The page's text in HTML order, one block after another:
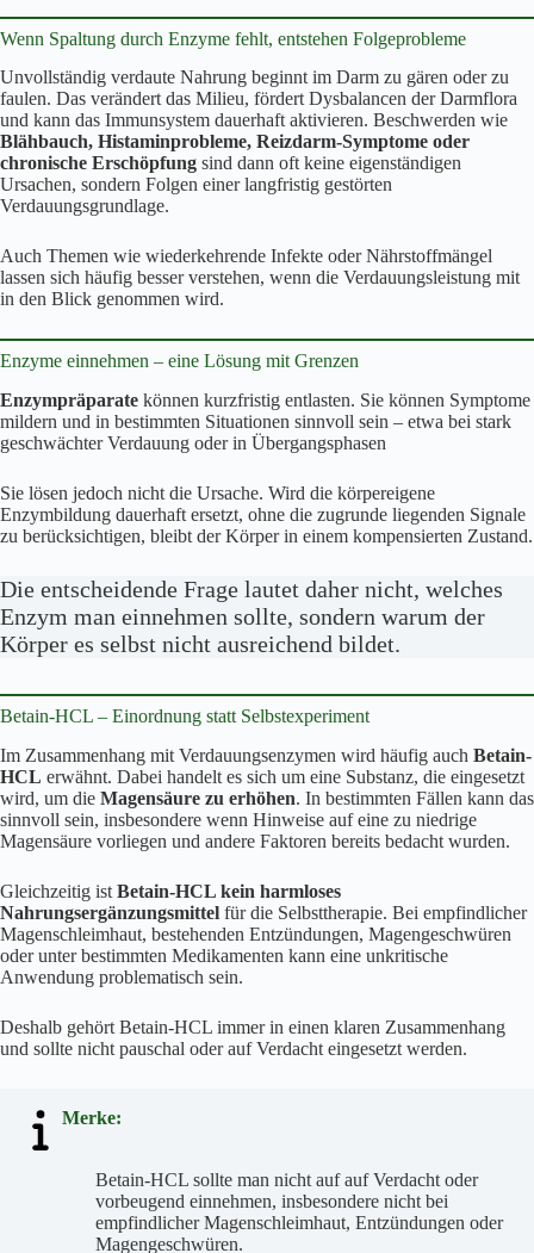
Wenn Spaltung durch Enzyme fehlt, entstehen Folgeprobleme
Unvollständig verdaute Nahrung beginnt im Darm zu gären oder zu
faulen. Das verändert das Milieu, fördert Dysbalancen der Darmflora
und kann das Immunsystem dauerhaft aktivieren. Beschwerden wie
Blähbauch, Histaminprobleme, Reizdarm-Symptome oder
chronische Erschöpfung sind dann oft keine eigenständigen
Ursachen, sondern Folgen einer langfristig gestörten
Verdauungsgrundlage.
Auch Themen wie wiederkehrende Infekte oder Nährstoffmängel
lassen sich häufig besser verstehen, wenn die Verdauungsleistung mit
in den Blick genommen wird.
Enzyme einnehmen – eine Lösung mit Grenzen
Enzympräparate können kurzfristig entlasten. Sie können Symptome
mildern und in bestimmten Situationen sinnvoll sein – etwa bei stark
geschwächter Verdauung oder in Übergangsphasen
Sie lösen jedoch nicht die Ursache. Wird die körpereigene
Enzymbildung dauerhaft ersetzt, ohne die zugrunde liegenden Signale
zu berücksichtigen, bleibt der Körper in einem kompensierten Zustand.
Die entscheidende Frage lautet daher nicht, welches
Enzym man einnehmen sollte, sondern warum der
Körper es selbst nicht ausreichend bildet.
Betain-HCL – Einordnung statt Selbstexperiment
Im Zusammenhang mit Verdauungsenzymen wird häufig auch Betain-
HCL erwähnt. Dabei handelt es sich um eine Substanz, die eingesetzt
wird, um die Magensäure zu erhöhen. In bestimmten Fällen kann das
sinnvoll sein, insbesondere wenn Hinweise auf eine zu niedrige
Magensäure vorliegen und andere Faktoren bereits bedacht wurden.
Gleichzeitig ist Betain-HCL kein harmloses
Nahrungsergänzungsmittel für die Selbsttherapie. Bei empfindlicher
Magenschleimhaut, bestehenden Entzündungen, Magengeschwüren
oder unter bestimmten Medikamenten kann eine unkritische
Anwendung problematisch sein.
Deshalb gehört Betain-HCL immer in einen klaren Zusammenhang
und sollte nicht pauschal oder auf Verdacht eingesetzt werden.
Merke:
Betain-HCL sollte man nicht auf auf Verdacht oder
vorbeugend einnehmen, insbesondere nicht bei
empfindlicher Magenschleimhaut, Entzündungen oder
Magengeschwüren.